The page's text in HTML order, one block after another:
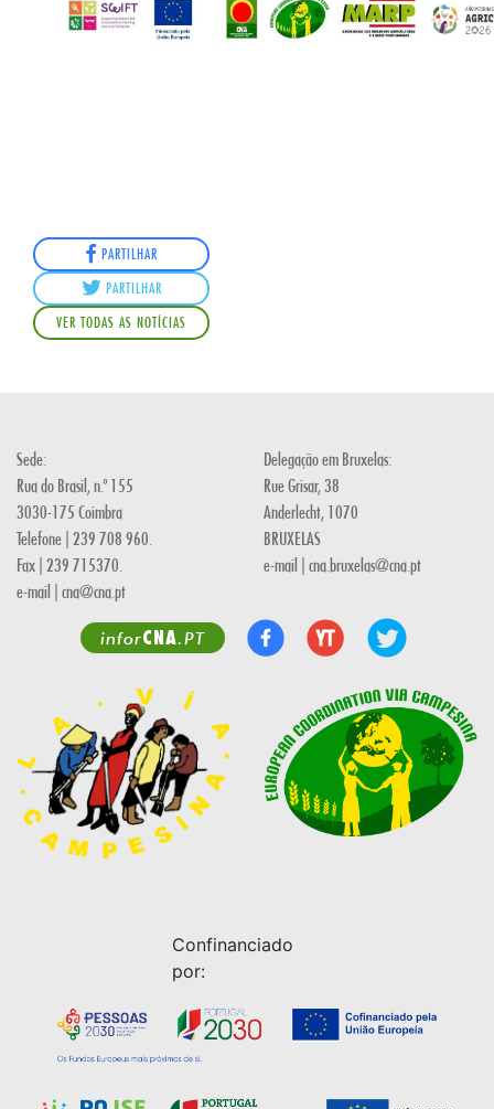
PARTILHAR
PARTILHAR
VER TODAS AS NOTÍCIAS
Sede:
Rua do Brasil, n.º 155
3030-175 Coimbra
Telefone | 239 708 960.
Fax | 239 715370.
e-mail | cna@cna.pt
Delegação em Bruxelas:
Rue Grisar, 38
Anderlecht, 1070
BRUXELAS
e-mail | cna.bruxelas@cna.pt
inforCNA.PT
Confinanciado
por: